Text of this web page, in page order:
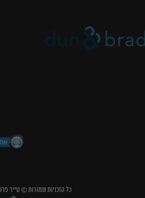
כל הזכויות שמורות © טייר פרו